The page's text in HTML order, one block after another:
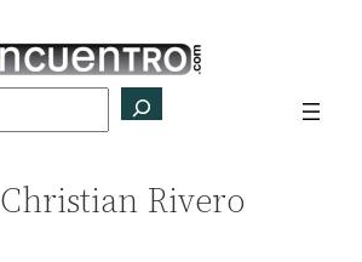
Christian Rivero